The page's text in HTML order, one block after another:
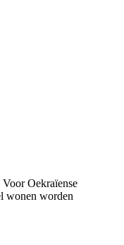
Oekraïense
wonen worden